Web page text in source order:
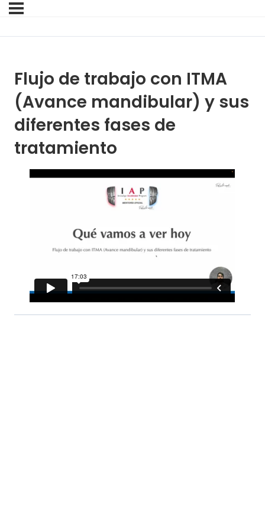
Flujo de trabajo con ITMA
(Avance mandibular) y sus
diferentes fases de
tratamiento